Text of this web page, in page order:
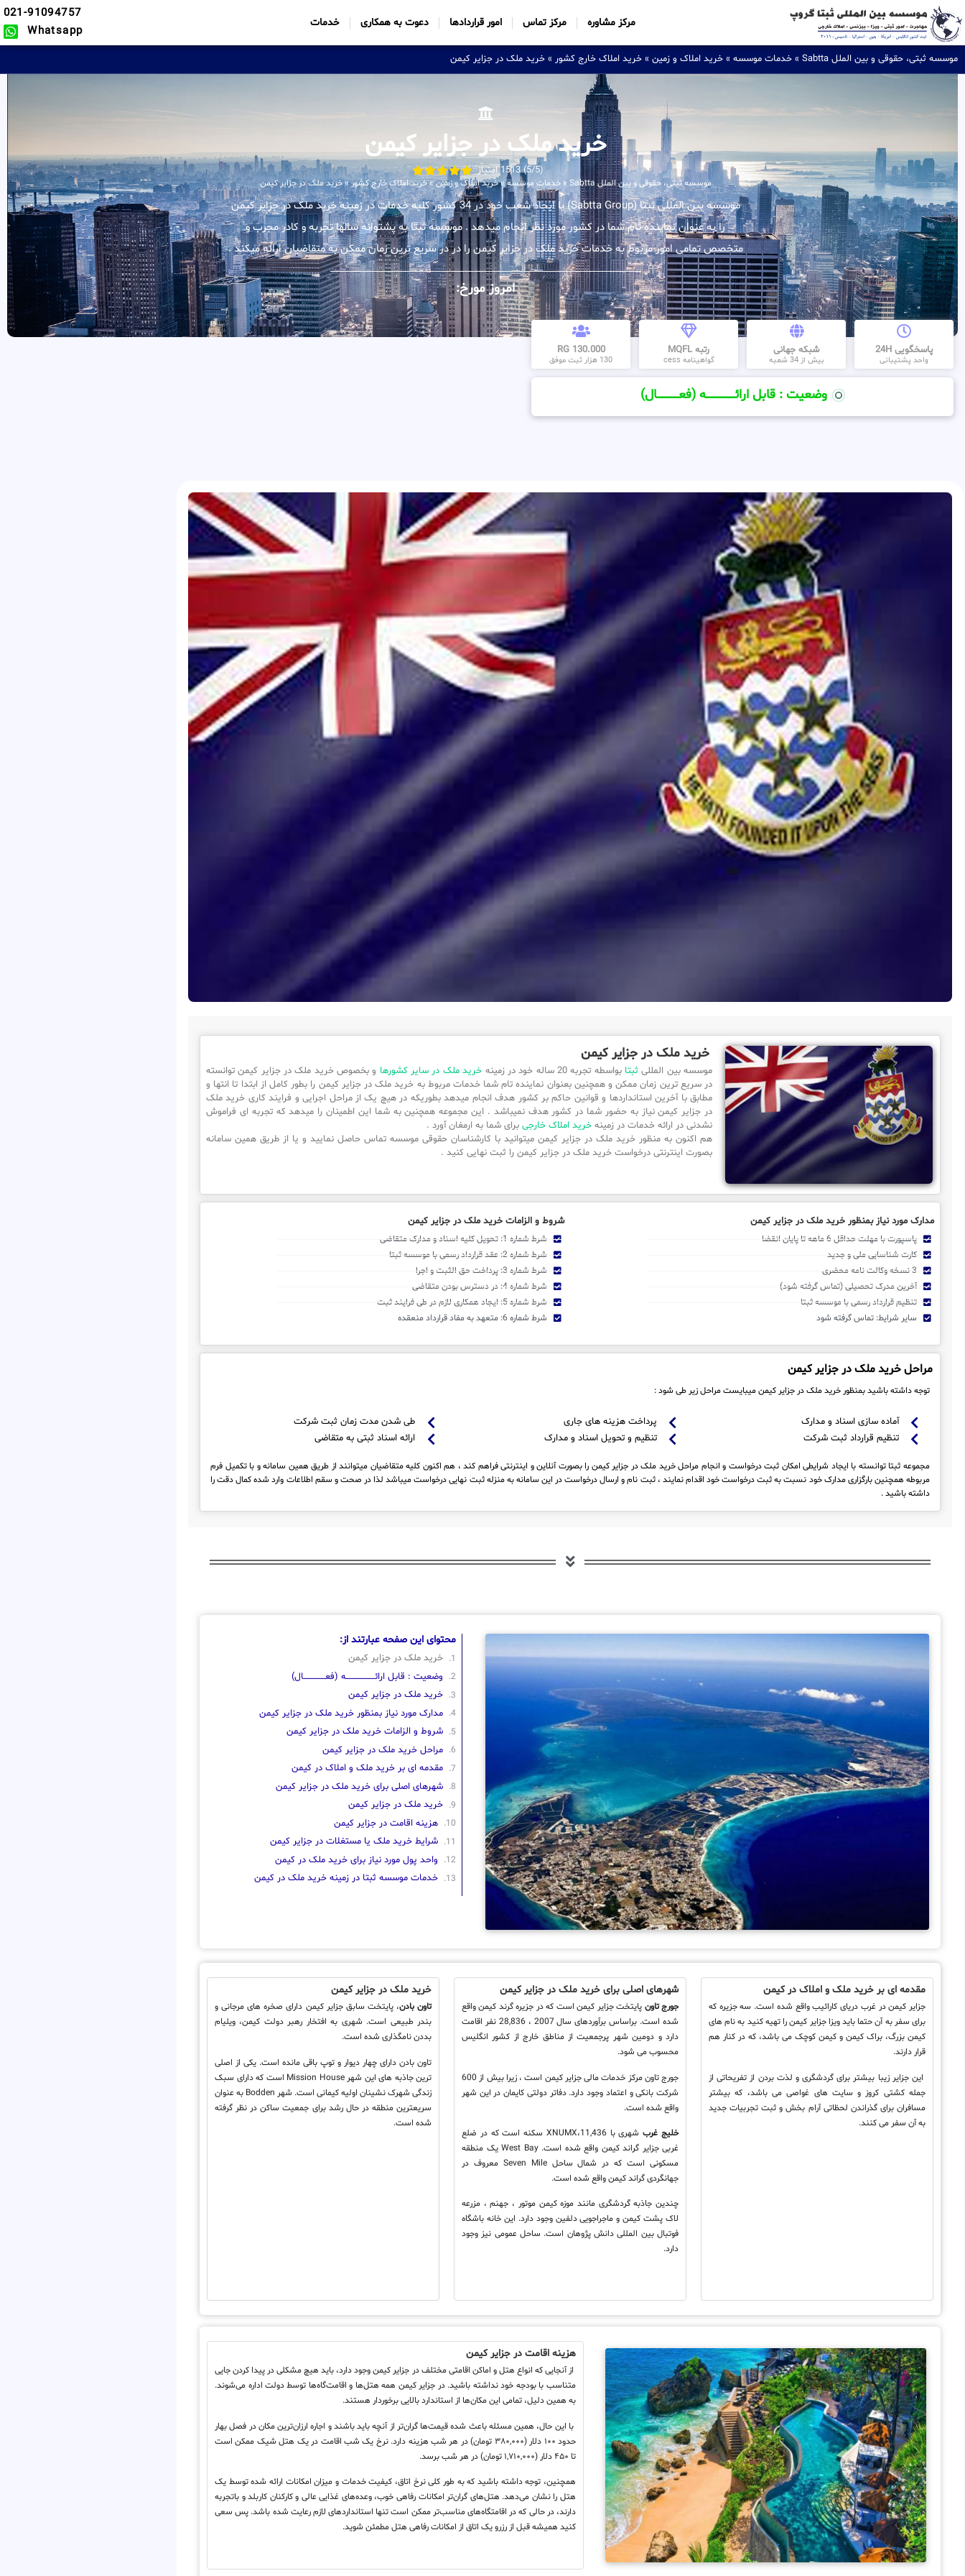
مرکز مشاوره مرکز تماس امور قراردادها دعوت به همکاری خدمات
021-91094757
Whatsapp
موسسه ثبتی، حقوقی و بین الملل Sabtta » خدمات موسسه » خرید املاک و زمین » خرید املاک خارج کشور » خرید ملک در جزایر کیمن
خرید ملک در جزایر کیمن
(5/5) 1513 امتیاز
موسسه ثبتی، حقوقی و بین الملل Sabtta »خدمات موسسه»خرید املاک و زمین»خرید املاک خارج کشور»خرید ملک در جزایر کیمن
موسسه بین المللی ثبتا (Sabtta Group) با ایجاد شعب خود در 34 کشور کلیه خدمات در زمینه خرید ملک در جزایر کیمن
را به عنوان نماینده تام شما در کشور مورد نظر انجام میدهد . موسسه ثبتا به پشتوانه سالها تجربه و کادر مجرب و
متخصص تمامی امور مربوط به خدمات خرید ملک در جزایر کیمن را در در سریع ترین زمان ممکن به متقاضیان ارائه میکند .
امروز مورخ:
پاسخگویی 24H
واحد پشتیبانی
شبکه جهانی
بیش از 34 شعبه
رتبه MQFL
گواهینامه cess
130.000 RG
130 هزار ثبت موفق
وضعیت : قابل ارائــــــــــــــــــــه (فعـــــــــــــــال)
خرید ملک در جزایر کیمن
موسسه بین المللی ثبتابواسطه تجربه 20 ساله خود در زمینه خرید ملک در سایر کشورها و بخصوص خرید ملک در جزایر کیمن توانسته
در سریع ترین زمان ممکن و همچنین بعنوان نماینده تام شما خدمات مربوط به خرید ملک در جزایر کیمن را بطور کامل از ابتدا تا انتها و
مطابق با آخرین استانداردها و قوانین حاکم بر کشور هدف انجام میدهد بطوریکه در هیچ یک از مراحل اجرایی و فرایند کاری خرید ملک
در جزایر کیمن نیاز به حضور شما در کشور هدف نمیباشد . این مجموعه همچنین به شما این اطمینان را میدهد که تجربه ای فراموش
نشدنی در ارائه خدمات در زمینه خرید املاک خارجی برای شما به ارمغان آورد .
هم اکنون به منظور خرید ملک در جزایر کیمن میتوانید با کارشناسان حقوقی موسسه تماس حاصل نمایید و یا از طریق همین سامانه
بصورت اینترنتی درخواست خرید ملک در جزایر کیمن را ثبت نهایی کنید .
مدارک مورد نیاز بمنظور خرید ملک در جزایر کیمن
پاسپورت با مهلت حداقل 6 ماهه تا پایان انقضا
کارت شناسایی ملی و جدید
3 نسخه وکالت نامه محضری
آخرین مدرک تحصیلی (تماس گرفته شود)
تنظیم قرارداد رسمی با موسسه ثبتا
سایر شرایط: تماس گرفته شود
شروط و الزامات خرید ملک در جزایر کیمن
شرط شماره 1: تحویل کلیه اسناد و مدارک متقاضی
شرط شماره 2: عقد قرارداد رسمی با موسسه ثبتا
شرط شماره 3: پرداخت حق الثبت و اجرا
شرط شماره 4: در دسترس بودن متقاضی
شرط شماره 5: ایجاد همکاری لازم در طی فرایند ثبت
شرط شماره 6: متعهد به مفاد قرارداد منعقده
مراحل خرید ملک در جزایر کیمن
توجه داشته باشید بمنظور خرید ملک در جزایر کیمن میبایست مراحل زیر طی شود :
آماده سازی اسناد و مدارک
تنظیم قرارداد ثبت شرکت
پرداخت هزینه های جاری
تنظیم و تحویل اسناد و مدارک
طی شدن مدت زمان ثبت شرکت
ارائه اسناد ثبتی به متقاضی
مجموعه ثبتا توانسته با ایجاد شرایطی امکان ثبت درخواست و انجام مراحل خرید ملک در جزایر کیمن را بصورت آنلاین و اینترنتی فراهم کند ، هم اکنون کلیه متقاضیان میتوانند از طریق همین سامانه و با تکمیل فرم
مربوطه همچنین بارگزاری مدارک خود نسبت به ثبت درخواست خود اقدام نمایند ، ثبت نام و ارسال درخواست در این سامانه به منزله ثبت نهایی درخواست میباشد لذا در صحت و سقم اطلاعات وارد شده کمال دقت را
داشته باشید .
محتوای این صفحه عبارتند از:
خرید ملک در جزایر کیمن
وضعیت : قابل ارائــــــــــــــــــــه (فعـــــــــــــــال)
خرید ملک در جزایر کیمن
مدارک مورد نیاز بمنظور خرید ملک در جزایر کیمن
شروط و الزامات خرید ملک در جزایر کیمن
مراحل خرید ملک در جزایر کیمن
مقدمه ای بر خرید ملک و املاک در کیمن
شهرهای اصلی برای خرید ملک در جزایر کیمن
خرید ملک در جزایر کیمن
هزینه اقامت در جزایر کیمن
شرایط خرید ملک یا مستغلات در جزایر کیمن
واحد پول مورد نیاز برای خرید ملک در کیمن
خدمات موسسه ثبتا در زمینه خرید ملک در کیمن
مقدمه ای بر خرید ملک و املاک در کیمن
جزایر کیمن در غرب دریای کارائیب واقع شده است. سه جزیره که
برای سفر به آن حتما باید ویزا جزایر کیمن را تهیه کنید به نام های
کیمن بزرگ، براک کیمن و کیمن کوچک می باشد، که در کنار هم
قرار دارند.
این جزایر زیبا بیشتر برای گردشگری و لذت بردن از تفریحاتی از
جمله کشتی کروز و سایت های غواصی می باشد، که بیشتر
مسافران برای گذراندن لحظاتی آرام بخش و ثبت تجربیات جدید
به آن سفر می کنند.
شهرهای اصلی برای خرید ملک در جزایر کیمن
جورج تاون پایتخت جزایر کیمن است که در جزیره گرند کیمن واقع
شده است. براساس برآوردهای سال 2007 ، 28,836 نفر اقامت
دارد و دومین شهر پرجمعیت از مناطق خارج از کشور انگلیس
محسوب می شود.
جورج تاون مرکز خدمات مالی جزایر کیمن است ، زیرا بیش از 600
شرکت بانکی و اعتماد وجود دارد. دفاتر دولتی کایمان در این شهر
واقع شده است.
خلیج غرب
شهری با 11,436،XNUMX سکنه است که در ضلع
غربی جزایر گراند کیمن واقع شده است. West Bay یک منطقه
مسکونی است که در شمال ساحل Seven Mile معروف در
جهانگردی گراند کیمن واقع شده است.
چندین جاذبه گردشگری مانند موزه کیمن موتور ، جهنم ، مزرعه
لاک پشت کیمن و ماجراجویی دلفین وجود دارد. این خانه باشگاه
فوتبال بین المللی دانش پژوهان است. ساحل عمومی نیز وجود
دارد.
خرید ملک در جزایر کیمن
تاون بادن، پایتخت سابق جزایر کیمن دارای صخره های مرجانی و
بندر طبیعی است. شهری به افتخار رهبر دولت کیمن، ویلیام
بددن نامگذاری شده است.
تاون بادن دارای چهار دیوار و توپ باقی مانده است. یکی از اصلی
ترین جاذبه های این شهر Mission House است که دارای سبک
زندگی شهرک نشینان اولیه کیمانی است. شهر Bodden به عنوان
سریعترین منطقه در حال رشد برای جمعیت ساکن در نظر گرفته
شده است.
هزینه اقامت در جزایر کیمن
از آنجایی که انواع هتل و اماکن اقامتی مختلف در جزایر کیمن وجود دارد، باید هیچ مشکلی در پیدا کردن جایی
متناسب با بودجه خود نداشته باشید. در جزایر کیمن همه هتل‌ها و اقامت‌گاه‌ها توسط دولت اداره می‌شوند.
به همین دلیل، تمامی این مکان‌ها از استاندارد بالایی برخوردار هستند.
با این حال، همین مسئله باعث شده قیمت‌ها گران‌تر از آنچه باید باشند و اجاره ارزان‌ترین مکان در فصل بهار
حدود ۱۰۰ دلار (۳۸۰,۰۰۰ تومان) در هر شب هزینه دارد. نرخ یک شب اقامت در یک هتل شیک ممکن است
تا ۴۵۰ دلار (۱,۷۱۰,۰۰۰ تومان) در هر شب برسد.
همچنین، توجه داشته باشید که به طور کلی نرخ اتاق، کیفیت خدمات و میزان امکانات ارائه شده توسط یک
هتل را نشان می‌دهد. هتل‌های گران‌تر امکانات رفاهی خوب، وعده‌های غذایی عالی و کارکنان کاربلد و باتجربه
دارند، در حالی که در اقامتگاه‌های مناسب‌تر ممکن است تنها استانداردهای لازم رعایت شده باشد. پس سعی
کنید همیشه قبل از رزرو یک اتاق از امکانات رفاهی هتل مطمئن شوید.